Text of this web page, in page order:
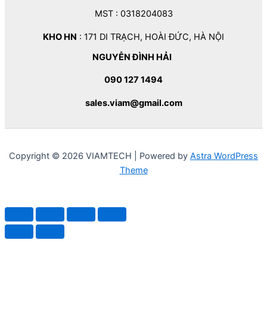
MST : 0318204083
KHO HN : 171 DI TRẠCH, HOÀI ĐỨC, HÀ NỘI
NGUYỄN ĐÌNH HẢI
090 127 1494
sales.viam@gmail.com
Copyright © 2026 VIAMTECH | Powered by Astra WordPress
Theme